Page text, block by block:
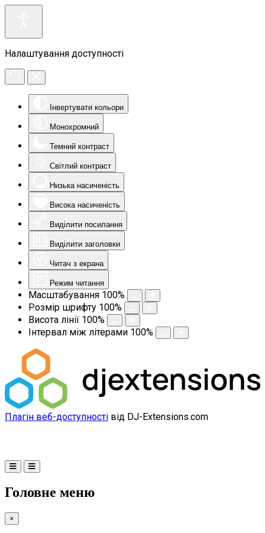
Налаштування доступності
Інвертувати кольори
Монохромний
Темний контраст
Світлий контраст
Низька насиченість
Висока насиченість
Виділити посилання
Виділити заголовки
Читач з екрана
Режим читання
Масштабування 100%
Розмір шрифту 100%
Висота лінії 100%
Інтервал між літерами 100%
Плагін веб-доступності від DJ-Extensions.com
Головне меню
×